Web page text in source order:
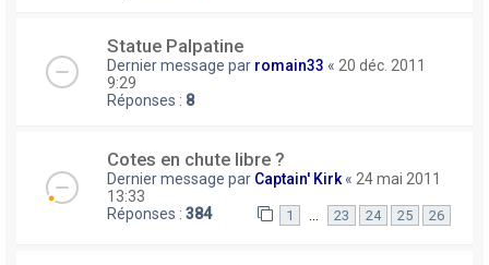
Statue Palpatine
Dernier message par romain33 « 20 déc. 2011
9:29
Réponses : 8
Cotes en chute libre ?
Dernier message par Captain' Kirk « 24 mai 2011
13:33
Réponses : 384 1 23 24 25 26